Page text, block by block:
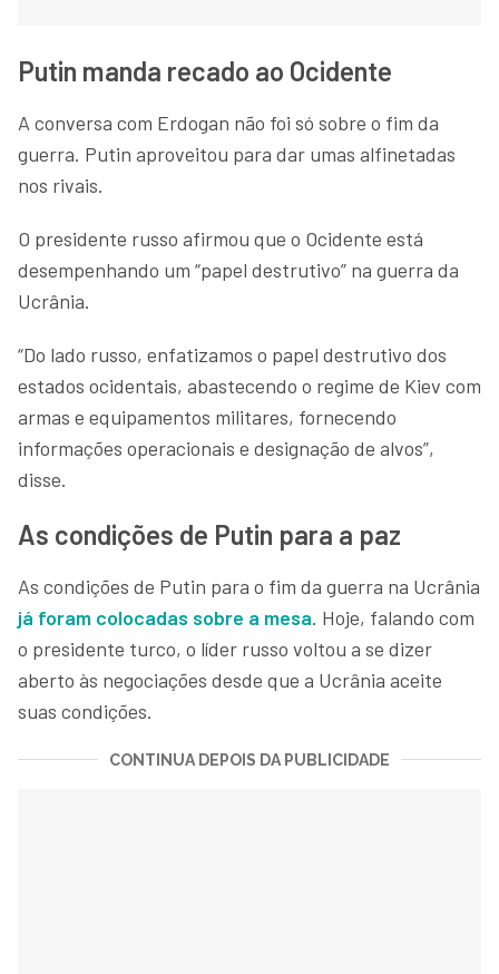
Putin manda recado ao Ocidente
A conversa com Erdogan não foi só sobre o fim da
guerra. Putin aproveitou para dar umas alfinetadas
nos rivais.
O presidente russo afirmou que o Ocidente está
desempenhando um “papel destrutivo” na guerra da
Ucrânia.
“Do lado russo, enfatizamos o papel destrutivo dos
estados ocidentais, abastecendo o regime de Kiev com
armas e equipamentos militares, fornecendo
informações operacionais e designação de alvos”,
disse.
As condições de Putin para a paz
As condições de Putin para o fim da guerra na Ucrânia
já foram colocadas sobre a mesa. Hoje, falando com
o presidente turco, o líder russo voltou a se dizer
aberto às negociações desde que a Ucrânia aceite
suas condições.
CONTINUA DEPOIS DA PUBLICIDADE